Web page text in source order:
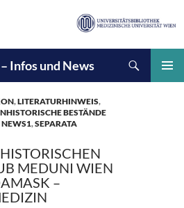
Infos und News
,LITERATURHINWEIS,
BESTÄNDE
NEWS1,SEPARATA
MEDUNI WIEN
–